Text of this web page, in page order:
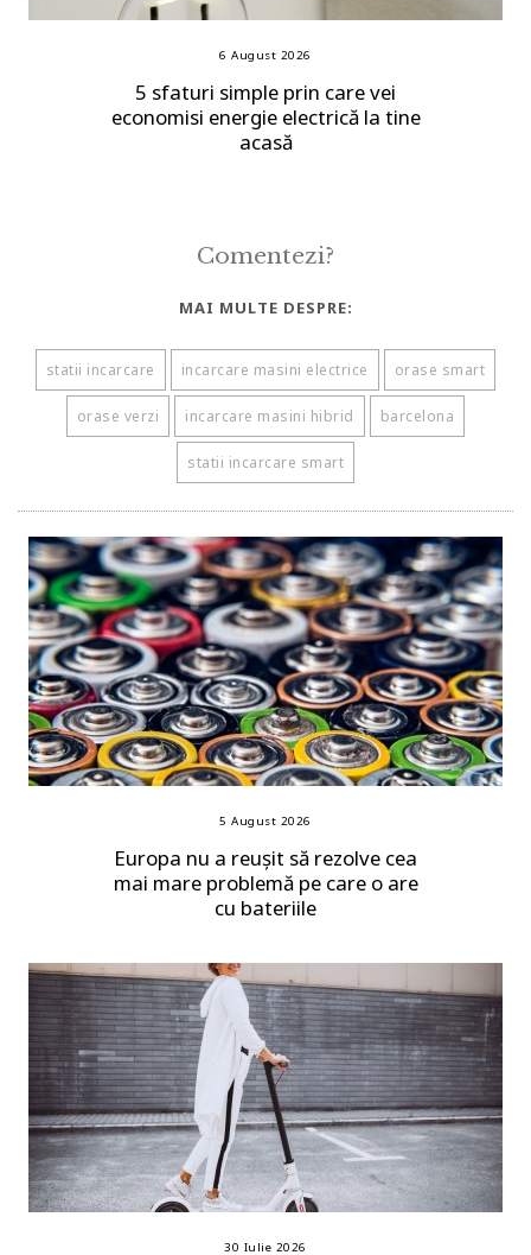
6 August 2026
5 sfaturi simple prin care vei
economisi energie electrică la tine
acasă
Comentezi?
MAI MULTE DESPRE:
statii incarcare incarcare masini electrice orase smart
orase verzi incarcare masini hibrid barcelona
statii incarcare smart
5 August 2026
Europa nu a reușit să rezolve cea
mai mare problemă pe care o are
cu bateriile
30 Iulie 2026